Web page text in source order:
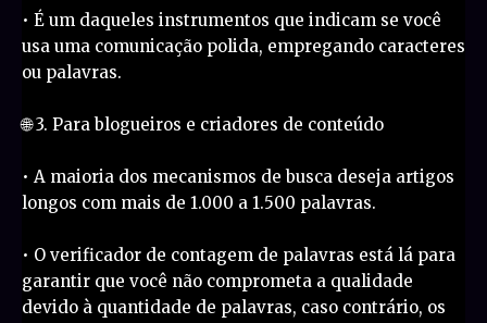
• É um daqueles instrumentos que indicam se você
usa uma comunicação polida, empregando caracteres
ou palavras.
🌐 3. Para blogueiros e criadores de conteúdo
• A maioria dos mecanismos de busca deseja artigos
longos com mais de 1.000 a 1.500 palavras.
• O verificador de contagem de palavras está lá para
garantir que você não comprometa a qualidade
devido à quantidade de palavras, caso contrário, os